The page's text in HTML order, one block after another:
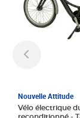
Nouvelle Attitude
Vélo électrique